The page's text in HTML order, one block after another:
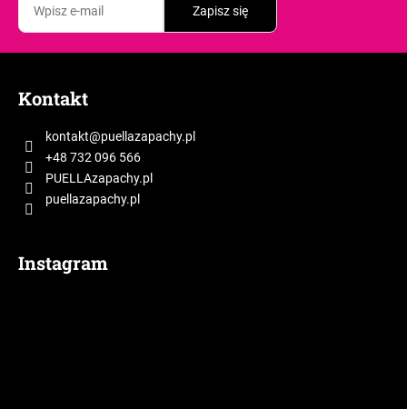
Zapisz się
Kontakt
kontakt@puellazapachy.pl
+48 732 096 566
PUELLAzapachy.pl
puellazapachy.pl
Instagram